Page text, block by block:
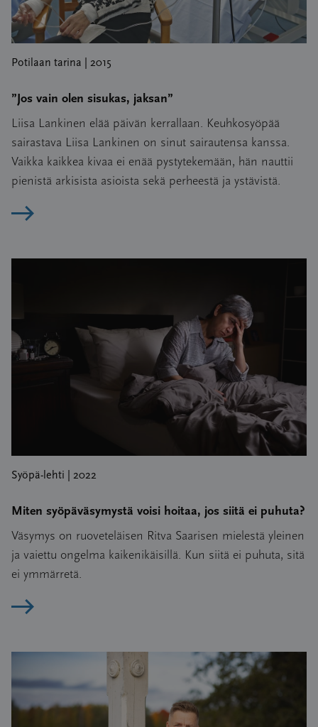
Potilaan tarina | 2015
”Jos vain olen sisukas, jaksan”
Liisa Lankinen elää päivän kerrallaan. Keuhkosyöpää
sairastava Liisa Lankinen on sinut sairautensa kanssa.
Vaikka kaikkea kivaa ei enää pystytekemään, hän nauttii
pienistä arkisista asioista sekä perheestä ja ystävistä.
Lue artikkeli
Syöpä-lehti | 2022
Miten syöpäväsymystä voisi hoitaa, jos siitä ei puhuta?
Väsymys on ruoveteläisen Ritva Saarisen mielestä yleinen
ja vaiettu ongelma kaikenikäisillä. Kun siitä ei puhuta, sitä
ei ymmärretä.
Lue artikkeli